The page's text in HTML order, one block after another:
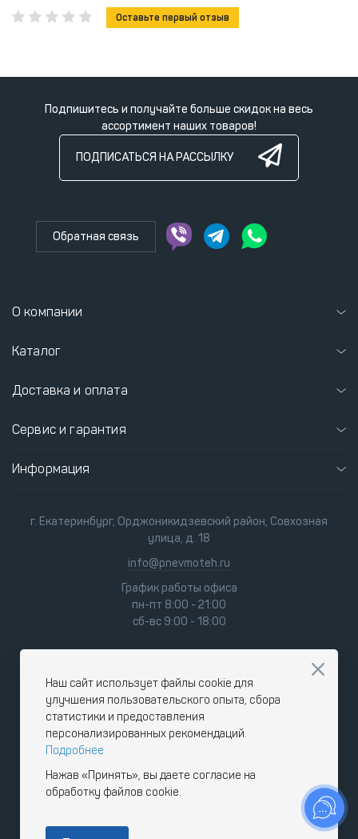
Оставьте первый отзыв
Подпишитесь и получайте больше скидок на весь
ассортимент наших товаров!
ПОДПИСАТЬСЯ НА РАССЫЛКУ
Обратная связь
О компании
Каталог
Доставка и оплата
Сервис и гарантия
Информация
г. Екатеринбург, Орджоникидзевский район, Совхозная
улица, д. 18
info@pnevmoteh.ru
График работы офиса
пн-пт 8:00 - 21:00
сб-вс 9:00 - 18:00
Наш сайт использует файлы cookie для
улучшения пользовательского опыта, сбора
статистики и предоставления
персонализированных рекомендаций.
Подробнее
Нажав «Принять», вы даете согласие на
обработку файлов cookie.